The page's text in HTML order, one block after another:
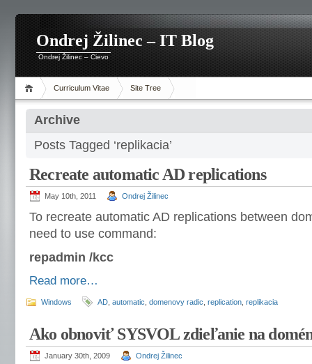
Ondrej Žilinec – IT Blog
Ondrej Žilinec – Cievo
Curriculum Vitae Site Tree
Archive
Posts Tagged ‘replikacia’
Recreate automatic AD replications
May 10th, 2011 Ondrej Žilinec
To recreate automatic AD replications between
need to use command:
repadmin /kcc
Read more…
Windows AD automatic domenovy radic replication replikacia
Ako obnoviť SYSVOL zdieľanie na
January 30th, 2009 Ondrej Žilinec